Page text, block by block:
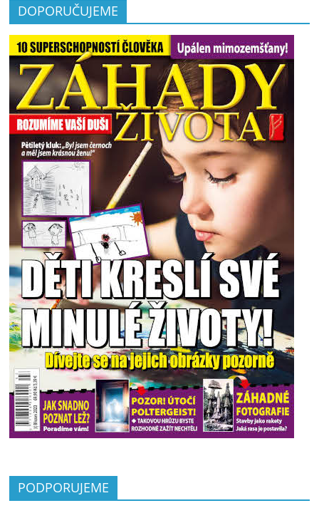
DOPORUČUJEME
PODPORUJEME